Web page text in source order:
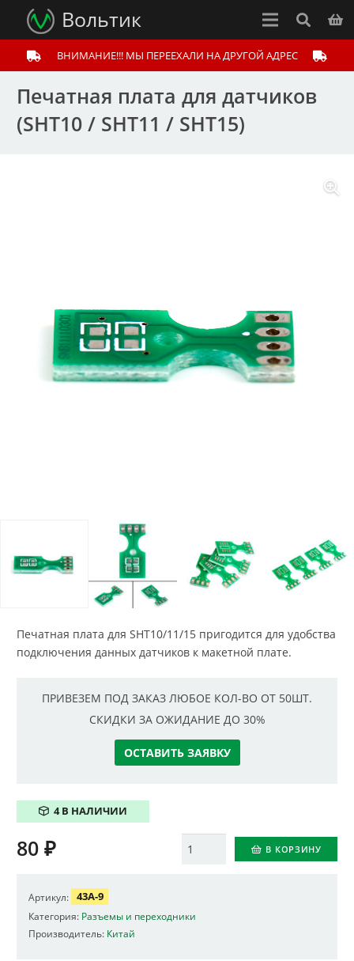
Вольтик
ВНИМАНИЕ!!! МЫ ПЕРЕЕХАЛИ НА ДРУГОЙ АДРЕС
Печатная плата для датчиков
(SHT10 / SHT11 / SHT15)
Печатная плата для SHT10/11/15 пригодится для удобства
подключения данных датчиков к макетной плате.
ПРИВЕЗЕМ ПОД ЗАКАЗ ЛЮБОЕ КОЛ-ВО ОТ 50ШТ.
СКИДКИ ЗА ОЖИДАНИЕ ДО 30%
ОСТАВИТЬ ЗАЯВКУ
4 В НАЛИЧИИ
Количество В КОРЗИНУ
80 ₽
Артикул: 43A-9
Категория: Разъемы и переходники
Производитель: Китай